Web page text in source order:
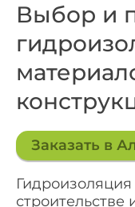
Выбор и
Заказать в
строительстве